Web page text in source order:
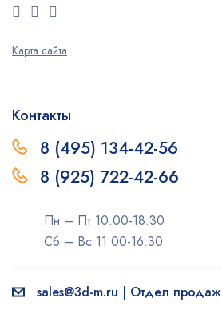
Карта сайта
Контакты
8 (495) 134-42-56
8 (925) 722-42-66
Пн – Пт 10:00-18:30
Сб – Вс 11:00-16:30
sales@3d-m.ru | Отдел продаж